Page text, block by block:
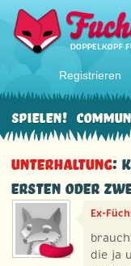
Registrieren
Spielen!
Unterhaltung:
ERSTEN oder
Ex-
die ja